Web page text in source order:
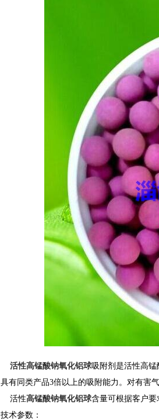
活性高锰酸钠氧化铝球吸附剂是活性高锰
具有同类产品3倍以上的吸附能力。对有害
活性高锰酸钠氧化铝球含量可根据客户要
技术参数：